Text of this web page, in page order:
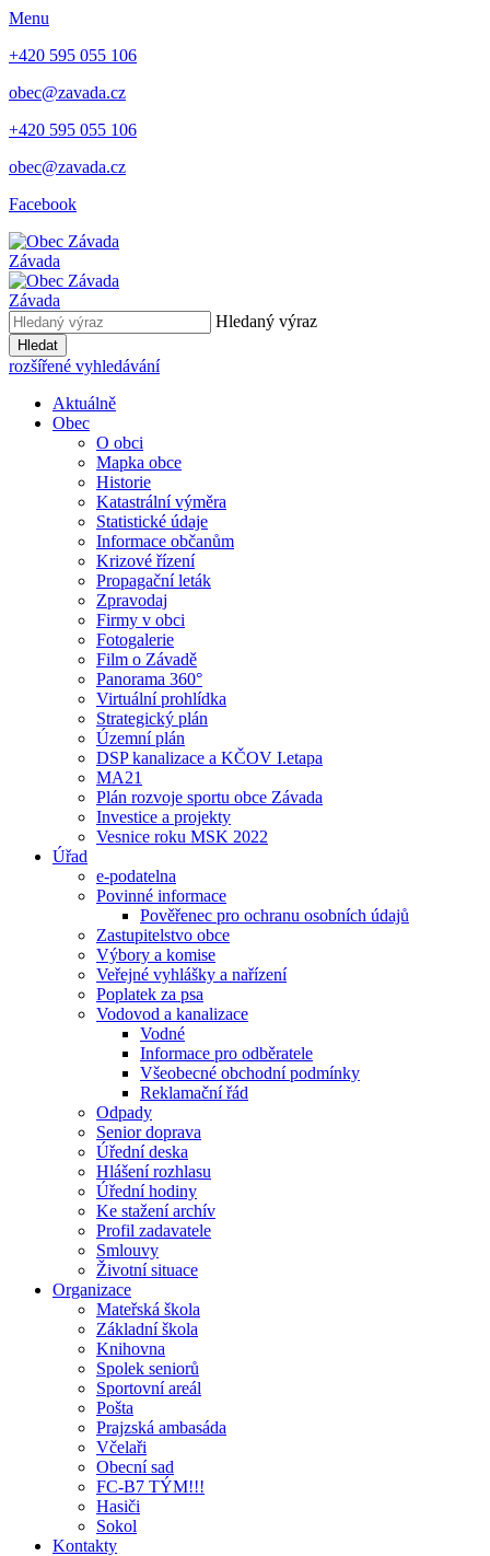
Menu
+420 595 055 106
obec@zavada.cz
+420 595 055 106
obec@zavada.cz
Facebook
Závada
Závada
Hledaný výraz
Hledat
rozšířené vyhledávání
Aktuálně
Obec
O obci
Mapka obce
Historie
Katastrální výměra
Statistické údaje
Informace občanům
Krizové řízení
Propagační leták
Zpravodaj
Firmy v obci
Fotogalerie
Film o Závadě
Panorama 360°
Virtuální prohlídka
Strategický plán
Územní plán
DSP kanalizace a KČOV I.etapa
MA21
Plán rozvoje sportu obce Závada
Investice a projekty
Vesnice roku MSK 2022
Úřad
e-podatelna
Povinné informace
Pověřenec pro ochranu osobních údajů
Zastupitelstvo obce
Výbory a komise
Veřejné vyhlášky a nařízení
Poplatek za psa
Vodovod a kanalizace
Vodné
Informace pro odběratele
Všeobecné obchodní podmínky
Reklamační řád
Odpady
Senior doprava
Úřední deska
Hlášení rozhlasu
Úřední hodiny
Ke stažení archív
Profil zadavatele
Smlouvy
Životní situace
Organizace
Mateřská škola
Základní škola
Knihovna
Spolek seniorů
Sportovní areál
Pošta
Prajzská ambasáda
Včelaři
Obecní sad
FC-B7 TÝM!!!
Hasiči
Sokol
Kontakty